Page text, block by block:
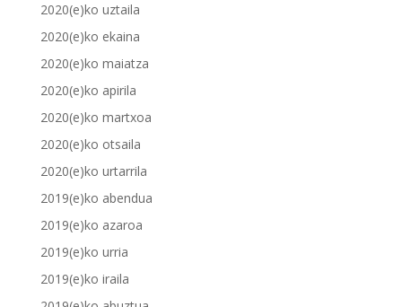
2020(e)ko uztaila
2020(e)ko ekaina
2020(e)ko maiatza
2020(e)ko apirila
2020(e)ko martxoa
2020(e)ko otsaila
2020(e)ko urtarrila
2019(e)ko abendua
2019(e)ko azaroa
2019(e)ko urria
2019(e)ko iraila